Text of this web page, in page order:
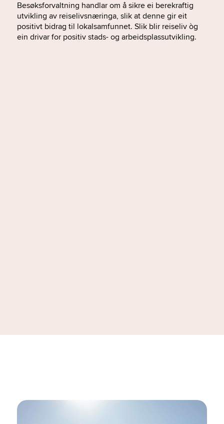
Besøksforvaltning handlar om å sikre ei berekraftig
utvikling av reiselivsnæringa, slik at denne gir eit
positivt bidrag til lokalsamfunnet. Slik blir reiseliv òg
ein drivar for positiv stads- og arbeidsplassutvikling.